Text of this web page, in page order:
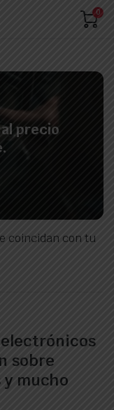
0
precio
coincidan con tu
sobre
mucho